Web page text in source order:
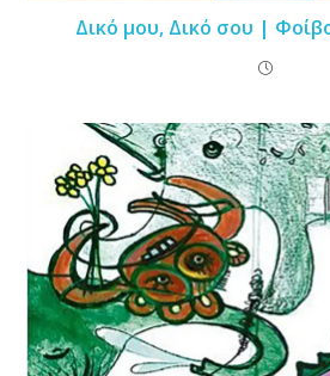
Δικό μου, Δικό σου |